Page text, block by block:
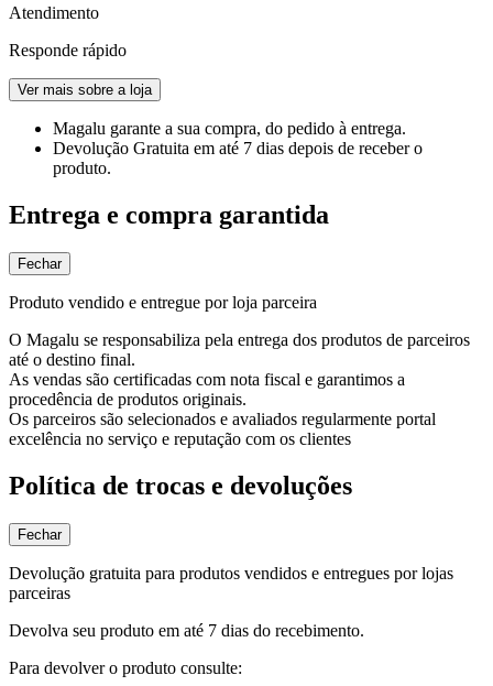
Atendimento
Responde rápido
Ver mais sobre a loja
Magalu garante a sua compra, do pedido à entrega.
Devolução Gratuita em até 7 dias depois de receber o
produto.
Entrega e compra garantida
Fechar
Produto vendido e entregue por loja parceira
O Magalu se responsabiliza pela entrega dos produtos de parceiros
até o destino final.
As vendas são certificadas com nota fiscal e garantimos a
procedência de produtos originais.
Os parceiros são selecionados e avaliados regularmente portal
excelência no serviço e reputação com os clientes
Política de trocas e devoluções
Fechar
Devolução gratuita para produtos vendidos e entregues por lojas
parceiras
Devolva seu produto em até 7 dias do recebimento.
Para devolver o produto consulte: